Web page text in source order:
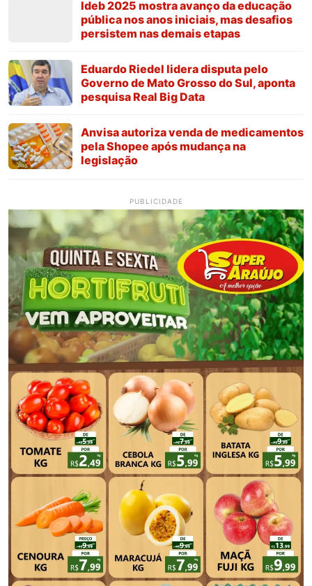
Ideb 2025 mostra avanço da educação
pública nos anos iniciais, mas desafios
persistem nas demais etapas
Eduardo Riedel lidera disputa pelo
Governo de Mato Grosso do Sul, aponta
pesquisa Real Big Data
Anvisa autoriza venda de medicamentos
pela Shopee após mudança na
legislação
PUBLICIDADE